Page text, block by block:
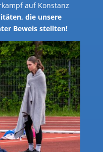
auf Konstanz
die unsere
Beweis stellten!